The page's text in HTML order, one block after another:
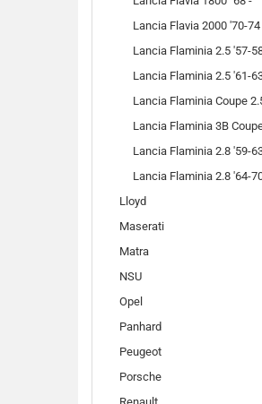
Lancia Flavia 2000 '70-74
Lancia Flaminia 2.5 '57-
Lancia Flaminia 2.5 '61-
Lancia Flaminia Coupe
Lancia Flaminia 3B
Lancia Flaminia 2.8 '59-
Lancia Flaminia 2.8 '64-
Lloyd
Maserati
Matra
NSU
Opel
Panhard
Peugeot
Porsche